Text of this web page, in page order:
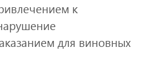
к
для виновных